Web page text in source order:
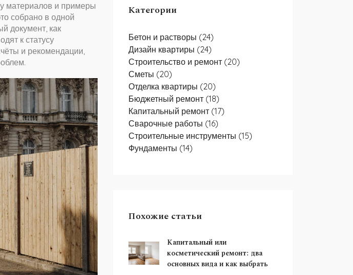
материалов и примеры
собрано в одной
документ, как
к статусу
и рекомендации,
Категории
Бетон и растворы (24)
Дизайн квартиры (24)
Строительство и ремонт (20)
Сметы (20)
Отделка квартиры (20)
Бюджетный ремонт (18)
Капитальный ремонт (17)
Сварочные работы (16)
Строительные инструменты (15)
Фундаменты (14)
Похожие статьи
Капитальный или
косметический ремонт: два
основных вида и как выбрать